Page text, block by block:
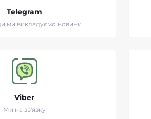
Telegram
ми викладуємо новини
Viber
Ми на зв'язку